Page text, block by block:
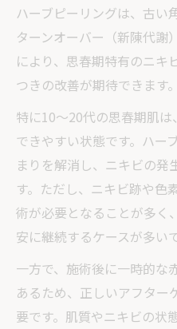
ハーブピーリングは、古い
ターンオーバー（新陳代謝
により、思春期特有のニキ
つきの改善が期待できます。
特に10〜20代の思春期肌
できやすい状態です。ハー
まりを解消し、ニキビの発
す。ただし、ニキビ跡や色
術が必要となることが多く
安に継続するケースが多いで
一方で、施術後に一時的な
あるため、正しいアフター
要です。肌質やニキビの状